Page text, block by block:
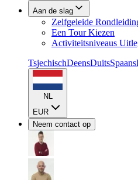
Aan de slag
Zelfgeleide
Een Tour Kiezen
Activiteitsniveaus
TsjechischDeensDuitsSpaans
NL
EUR
Neem contact op